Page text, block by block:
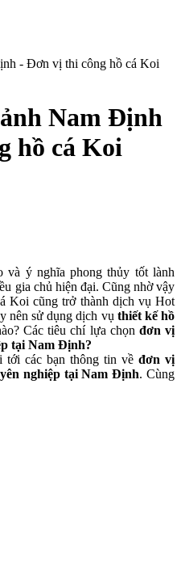
- Đơn vị thi công hồ cá Koi
Nam Định
hồ cá Koi
và ý nghĩa phong thủy tốt lành
gia chủ hiện đại. Cũng nhờ vậy
Koi cũng trở thành dịch vụ Hot
nên sử dụng dịch vụ thiết kế hồ
Các tiêu chí lựa chọn đơn vị
tại Nam Định?
các bạn thông tin về đơn vị
nghiệp tại Nam Định. Cùng